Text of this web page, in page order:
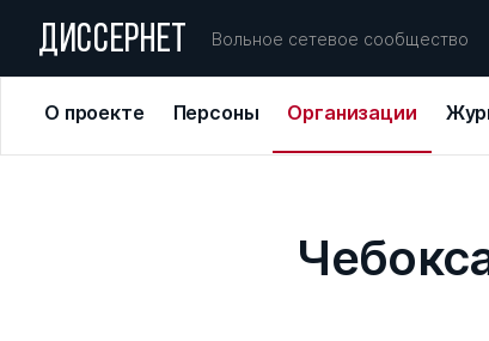
ДИССЕРНЕТ Вольное сетевое сообщество
О проекте Персоны Организации